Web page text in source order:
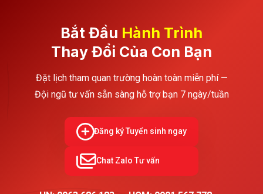
Bắt Đầu Hành Trình
Thay Đổi Của Con Bạn
Đặt lịch tham quan trường hoàn toàn miễn phí —
Đội ngũ tư vấn sẵn sàng hỗ trợ bạn 7 ngày/tuần
Đăng ký Tuyển sinh ngay
Chat Zalo Tư vấn